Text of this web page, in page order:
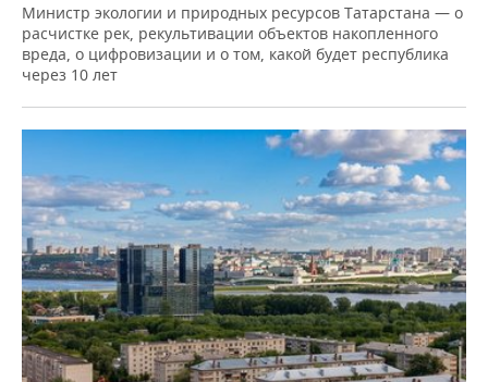
Министр экологии и природных ресурсов Татарстана — о
расчистке рек, рекультивации объектов накопленного
вреда, о цифровизации и о том, какой будет республика
через 10 лет